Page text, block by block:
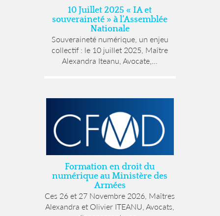
10 Juillet 2025 « IA et
souveraineté » à l’Assemblée
Nationale
Souveraineté numérique, un enjeu
collectif : le 10 juillet 2025, Maître
Alexandra Iteanu, Avocate,...
Formation en droit du
numérique au Ministère des
Armées
Ces 26 et 27 Novembre 2026, Maîtres
Alexandra et Olivier ITEANU, Avocats,